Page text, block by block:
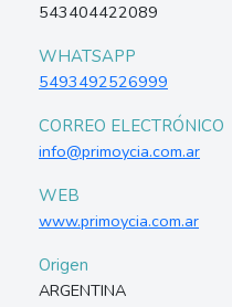
543404422089
WHATSAPP
5493492526999
CORREO ELECTRÓNICO
info@primoycia.com.ar
WEB
www.primoycia.com.ar
Origen
ARGENTINA